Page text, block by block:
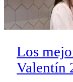
Los
Valentín